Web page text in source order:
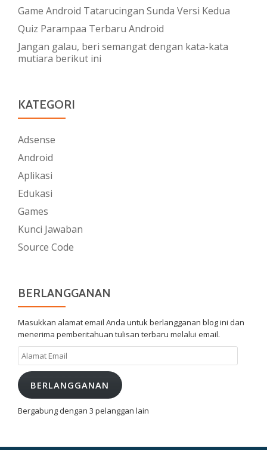
Game Android Tatarucingan Sunda Versi Kedua
Quiz Parampaa Terbaru Android
Jangan galau, beri semangat dengan kata-kata
mutiara berikut ini
KATEGORI
Adsense
Android
Aplikasi
Edukasi
Games
Kunci Jawaban
Source Code
BERLANGGANAN
Masukkan alamat email Anda untuk berlangganan blog ini dan
menerima pemberitahuan tulisan terbaru melalui email.
Alamat
Email
BERLANGGANAN
Bergabung dengan 3 pelanggan lain